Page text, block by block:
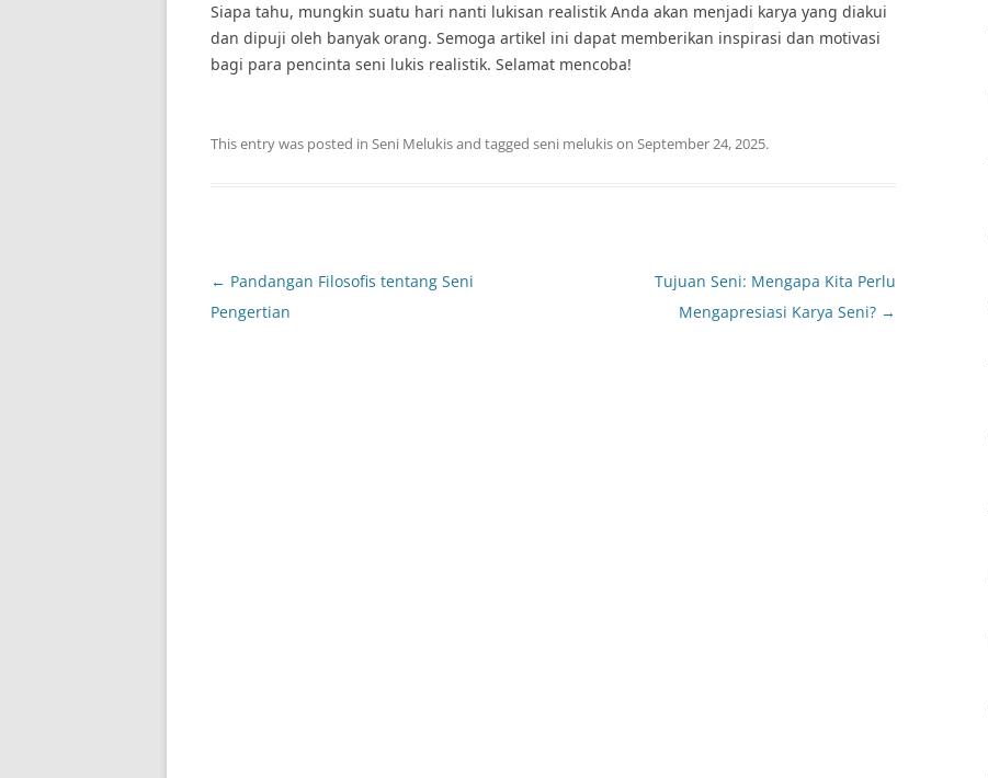
Siapa tahu, mungkin suatu hari nanti lukisan realistik Anda akan menjadi karya yang diakui
dan dipuji oleh banyak orang. Semoga artikel ini dapat memberikan inspirasi dan motivasi
bagi para pencinta seni lukis realistik. Selamat mencoba!
This entry was posted in Seni Melukisand tagged seni melukison September 24, 2025.
Post
navigation
← Pandangan Filosofis tentang Seni
Pengertian
Tujuan Seni: Mengapa Kita Perlu
Mengapresiasi Karya Seni? →